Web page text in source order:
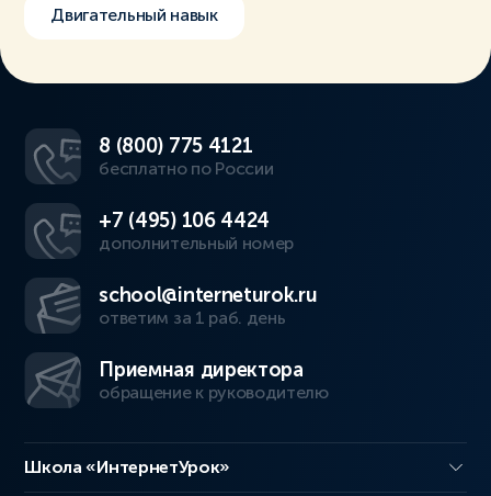
Двигательный навык
8 (800) 775 4121
бесплатно по России
+7 (495) 106 4424
дополнительный номер
school@interneturok.ru
ответим за 1 раб. день
Приемная директора
обращение к руководителю
Школа «ИнтернетУрок»